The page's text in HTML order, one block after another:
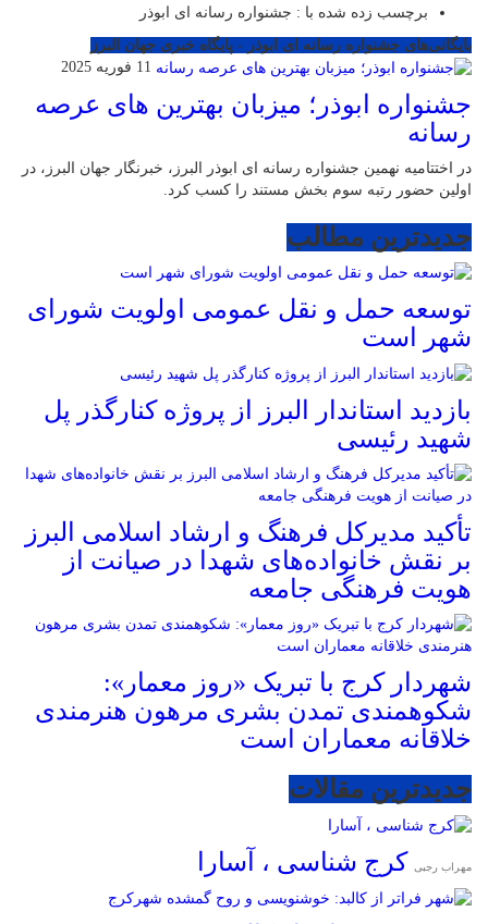
برچسب زده شده با : جشنواره رسانه ای ابوذر
بایگانی‌های جشنواره رسانه ای ابوذر - پایگاه خبری جهان البرز
11 فوریه 2025
جشنواره ابوذر؛ میزبان بهترین های عرصه
رسانه
در اختتامیه نهمین جشنواره رسانه ای ابوذر البرز، خبرنگار جهان البرز، در
اولین حضور رتبه سوم بخش مستند را کسب کرد.
جدیدترین مطالب
توسعه حمل و نقل عمومی اولویت شورای
شهر است
بازدید استاندار البرز از پروژه کنارگذر پل
شهید رئیسی
تأکید مدیرکل فرهنگ و ارشاد اسلامی البرز
بر نقش خانواده‌های شهدا در صیانت از
هویت فرهنگی جامعه
شهردار کرج با تبریک «روز معمار»:
شکوهمندی تمدن بشری مرهون هنرمندی
خلاقانه معماران است
جدیدترین مقالات
مهراب رجبی کرج شناسی ، آسارا